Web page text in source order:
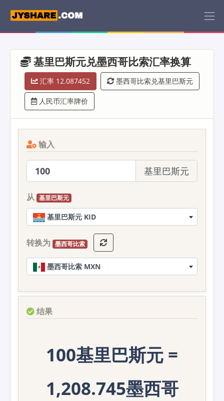
基里巴斯元兑墨西哥比索汇率换算
汇率 12.087452 墨西哥比索兑基里巴斯元
人民币汇率牌价
输入
基里巴斯元
从 基里巴斯元
基里巴斯元 KID
转换为 墨西哥比索
墨西哥比索 MXN
结果
100基里巴斯元 =
1,208.745墨西哥